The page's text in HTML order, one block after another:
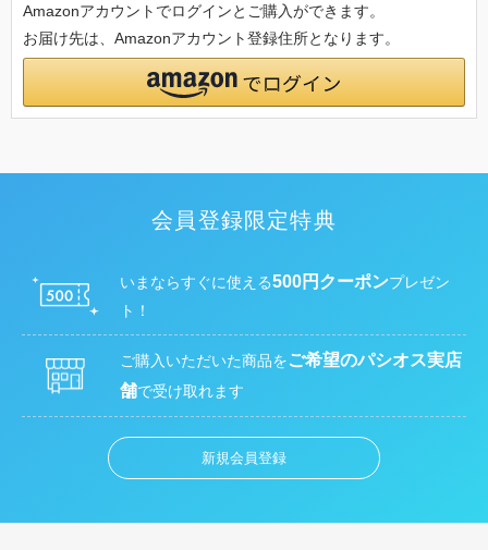
Amazonアカウントでログインとご購入ができます。
お届け先は、Amazonアカウント登録住所となります。
会員登録限定特典
いまならすぐに使える500円クーポンプレゼン
ト！
ご購入いただいた商品をご希望のパシオス実店
舗で受け取れます
新規会員登録